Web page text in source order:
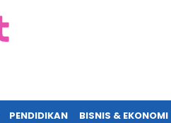
PENDIDIKAN BISNIS & EKONOMI